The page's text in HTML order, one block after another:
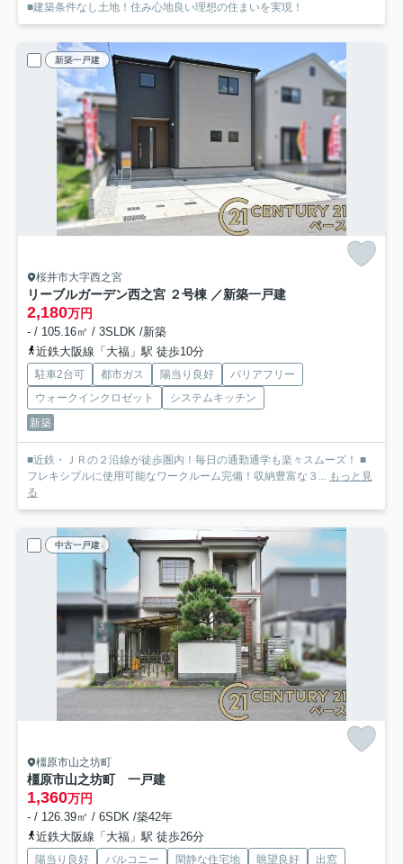
■建築条件なし土地！住み心地良い理想の住まいを実現！
新築一戸建
桜井市大字西之宮
リーブルガーデン西之宮 ２号棟 ／新築一戸建
2,180万円
- / 105.16㎡ / 3SLDK /新築
近鉄大阪線「大福」駅 徒歩10分
駐車2台可 都市ガス 陽当り良好
バリアフリー
ウォークインクロゼット
システムキッチン
新築
■近鉄・ＪＲの２沿線が徒歩圏内！毎日の通勤通学も楽々スムーズ！ ■
フレキシブルに使用可能なワークルーム完備！収納豊富な３... もっと見
る
中古一戸建
橿原市山之坊町
橿原市山之坊町 一戸建
1,360万円
- / 126.39㎡ / 6SDK /築42年
近鉄大阪線「大福」駅 徒歩26分
陽当り良好 バルコニー 閑静な住宅地 眺望良好 出窓